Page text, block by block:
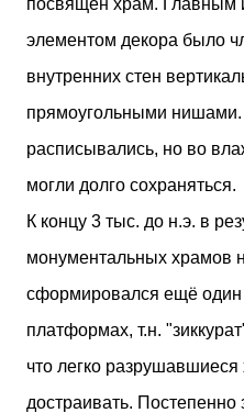
посвящен храм. Главным
элементом декора было
внутренних стен
прямоугольными
расписывались, но во
могли долго сохраняться.
К концу 3 тыс. до н.э. в
монументальных храмов
сформировался ещё один
платформах, т.н.
что легко
достраивать. Постепенно